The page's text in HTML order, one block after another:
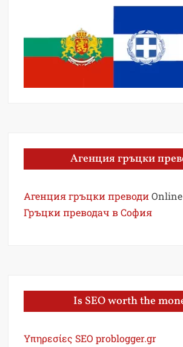
Агенция гръцки
Агенция гръцки преводи Online
Гръцки преводач в София
Is SEO worth the
Υπηρεσίες SEO problogger.gr